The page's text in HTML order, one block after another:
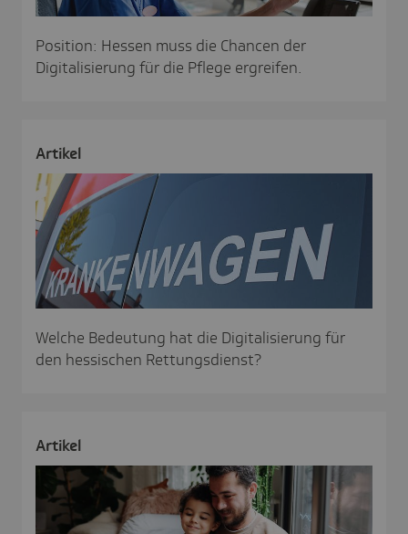
Position: Hessen muss die Chancen der
Digitalisierung für die Pflege ergreifen.
Artikel
Welche Bedeutung hat die Digitalisierung für
den hessischen Rettungsdienst?
Artikel